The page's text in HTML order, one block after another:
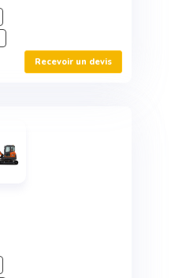
Recevoir un devis